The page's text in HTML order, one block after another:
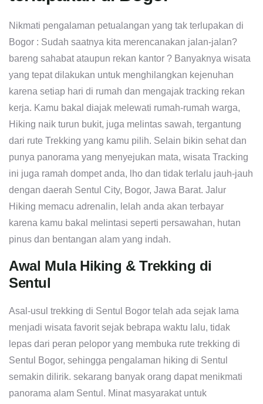
Nikmati pengalaman petualangan yang tak terlupakan di
Bogor : Sudah saatnya kita merencanakan jalan-jalan?
bareng sahabat ataupun rekan kantor ? Banyaknya wisata
yang tepat dilakukan untuk menghilangkan kejenuhan
karena setiap hari di rumah dan mengajak tracking rekan
kerja. Kamu bakal diajak melewati rumah-rumah warga,
Hiking naik turun bukit, juga melintas sawah, tergantung
dari rute Trekking yang kamu pilih. Selain bikin sehat dan
punya panorama yang menyejukan mata, wisata Tracking
ini juga ramah dompet anda, lho dan tidak terlalu jauh-jauh
dengan daerah Sentul City, Bogor, Jawa Barat. Jalur
Hiking memacu adrenalin, lelah anda akan terbayar
karena kamu bakal melintasi seperti persawahan, hutan
pinus dan bentangan alam yang indah.
Awal Mula Hiking & Trekking di
Sentul
Asal-usul trekking di Sentul Bogor telah ada sejak lama
menjadi wisata favorit sejak bebrapa waktu lalu, tidak
lepas dari peran pelopor yang membuka rute trekking di
Sentul Bogor, sehingga pengalaman hiking di Sentul
semakin dilirik. sekarang banyak orang dapat menikmati
panorama alam Sentul. Minat masyarakat untuk